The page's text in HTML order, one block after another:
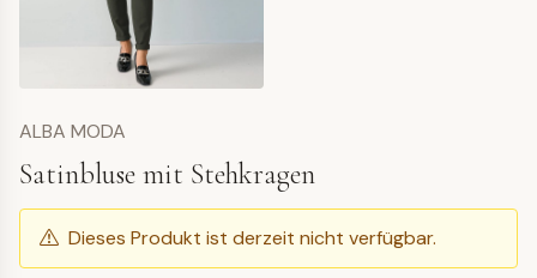
ALBA MODA
Satinbluse mit Stehkragen
Dieses Produkt ist derzeit nicht verfügbar.